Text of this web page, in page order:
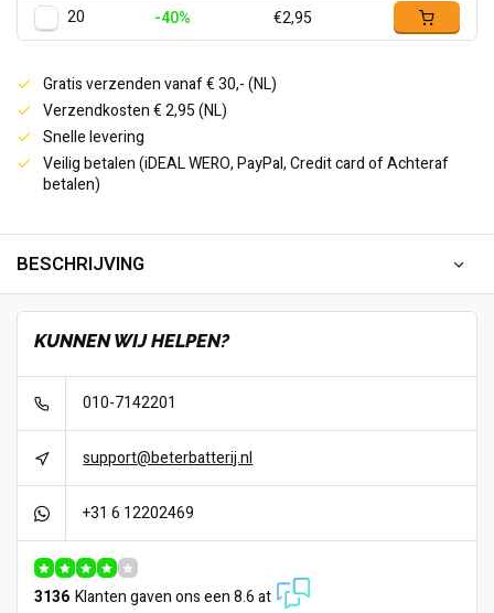
20
-40% €2,95
Gratis verzenden vanaf € 30,- (NL)
Verzendkosten € 2,95 (NL)
Snelle levering
Veilig betalen (iDEAL WERO, PayPal, Credit card of Achteraf
betalen)
BESCHRIJVING
KUNNEN WIJ HELPEN?
010-7142201
support@beterbatterij.nl
+31 6 12202469
3136 Klanten gaven ons een 8.6 at